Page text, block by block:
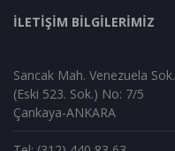
İLETİŞİM BİLGİLERİMİZ
Sancak Mah. Venezuela Sok.
(Eski 523. Sok.) No: 7/5
Çankaya-ANKARA